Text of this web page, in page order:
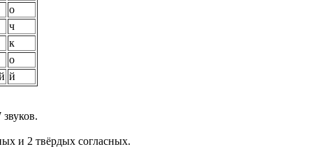
о
ч
к
о
й
и 2 твёрдых согласных.